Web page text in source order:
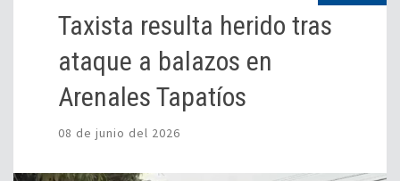
Taxista resulta herido tras
ataque a balazos en
Arenales Tapatíos
08 de junio del 2026